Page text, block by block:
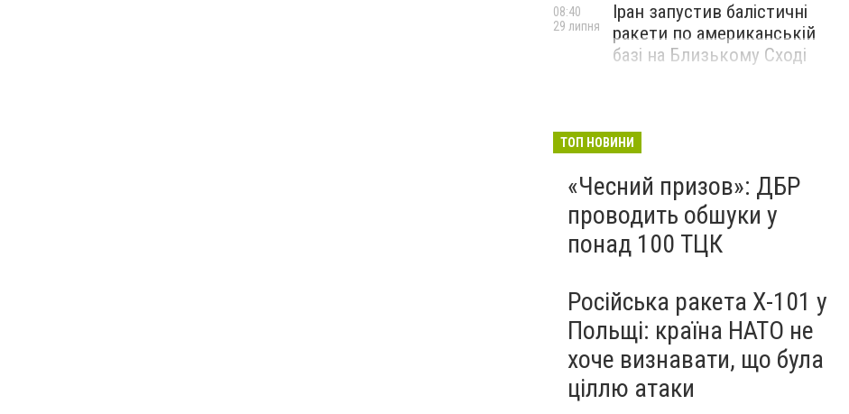
Іран запустив балістичні
ракети по американській
базі на Близькому Сході
08:40
29 липня
ТОП НОВИНИ
«Чесний призов»: ДБР
проводить обшуки у
понад 100 ТЦК
Російська ракета Х-101 у
Польщі: країна НАТО не
хоче визнавати, що була
ціллю атаки